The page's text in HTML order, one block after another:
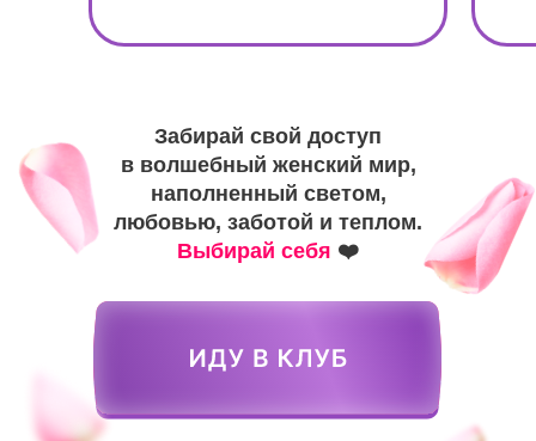
Забирай свой доступ
в волшебный женский мир,
наполненный светом,
любовью, заботой и теплом.
Выбирай себя ❤️